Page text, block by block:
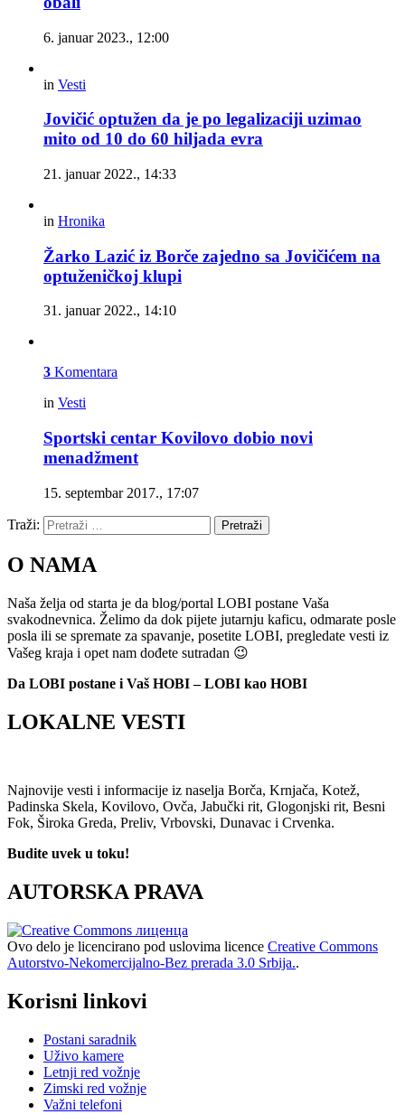
6. januar 2023., 12:00
in Vesti
Jovičić optužen da je po legalizaciji uzimao
mito od 10 do 60 hiljada evra
21. januar 2022., 14:33
in Hronika
Žarko Lazić iz Borče zajedno sa Jovičićem na
optuženičkoj klupi
31. januar 2022., 14:10
3 Komentara
in Vesti
Sportski centar Kovilovo dobio novi
menadžment
15. septembar 2017., 17:07
Traži: Pretraži
O NAMA
Naša želja od starta je da blog/portal LOBI postane Vaša
svakodnevnica. Želimo da dok pijete jutarnju kaficu, odmarate posle
posla ili se spremate za spavanje, posetite LOBI, pregledate vesti iz
Vašeg kraja i opet nam dođete sutradan 😉
Da LOBI postane i Vaš HOBI – LOBI kao HOBI
LOKALNE VESTI
Najnovije vesti i informacije iz naselja Borča, Krnjača, Kotež,
Padinska Skela, Kovilovo, Ovča, Jabučki rit, Glogonjski rit, Besni
Fok, Široka Greda, Preliv, Vrbovski, Dunavac i Crvenka.
Budite uvek u toku!
AUTORSKA PRAVA
Ovo delo je licencirano pod uslovima licence Creative Commons
Autorstvo-Nekomercijalno-Bez prerada 3.0 Srbija..
Korisni linkovi
Postani saradnik
Uživo kamere
Letnji red vožnje
Zimski red vožnje
Važni telefoni